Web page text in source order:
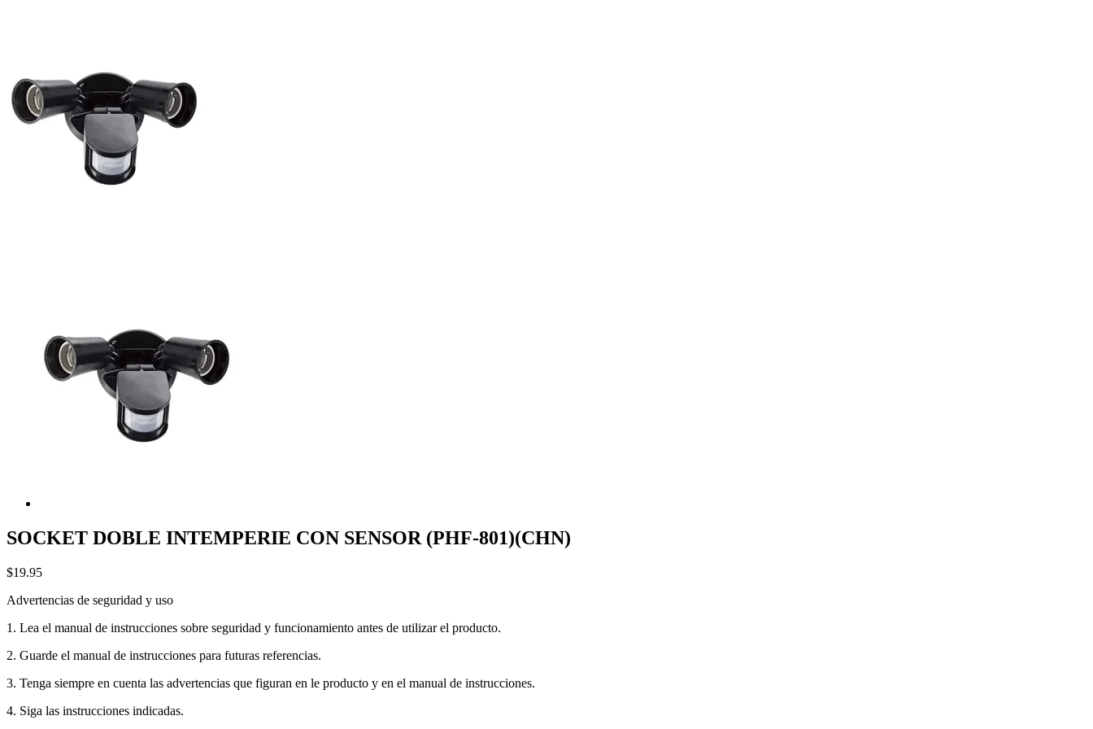
SOCKET DOBLE INTEMPERIE CON SENSOR (PHF-801)(CHN)
$19.95
Advertencias de seguridad y uso
1. Lea el manual de instrucciones sobre seguridad y funcionamiento antes de utilizar el producto.
2. Guarde el manual de instrucciones para futuras referencias.
3. Tenga siempre en cuenta las advertencias que figuran en le producto y en el manual de instrucciones.
4. Siga las instrucciones indicadas.